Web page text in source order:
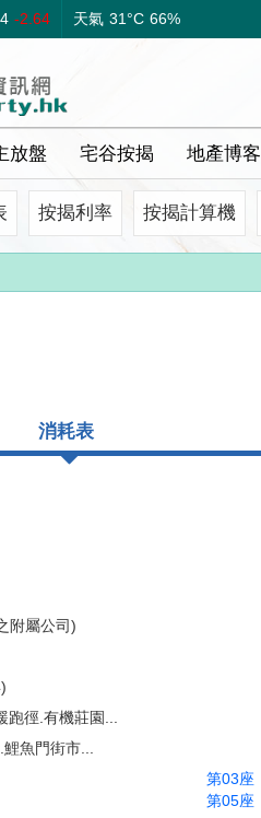
-2.64 天氣 31°C 66%
放盤 宅谷按揭 地產博客
按揭利率 按揭計算機
消耗表
附屬公司)
徑.有機莊園...
魚門街市...
第03座
第05座